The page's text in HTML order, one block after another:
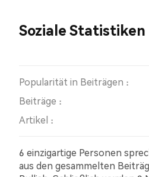
Soziale Statistiken
Popularität in Beiträgen :
Beiträge :
Artikel :
6 einzigartige Personen
aus den gesammelten